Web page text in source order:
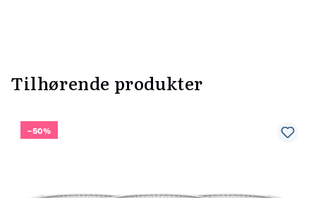
Tilhørende produkter
–50%